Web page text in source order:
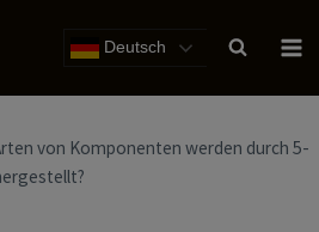
Deutsch
von Komponenten werden durch 5-